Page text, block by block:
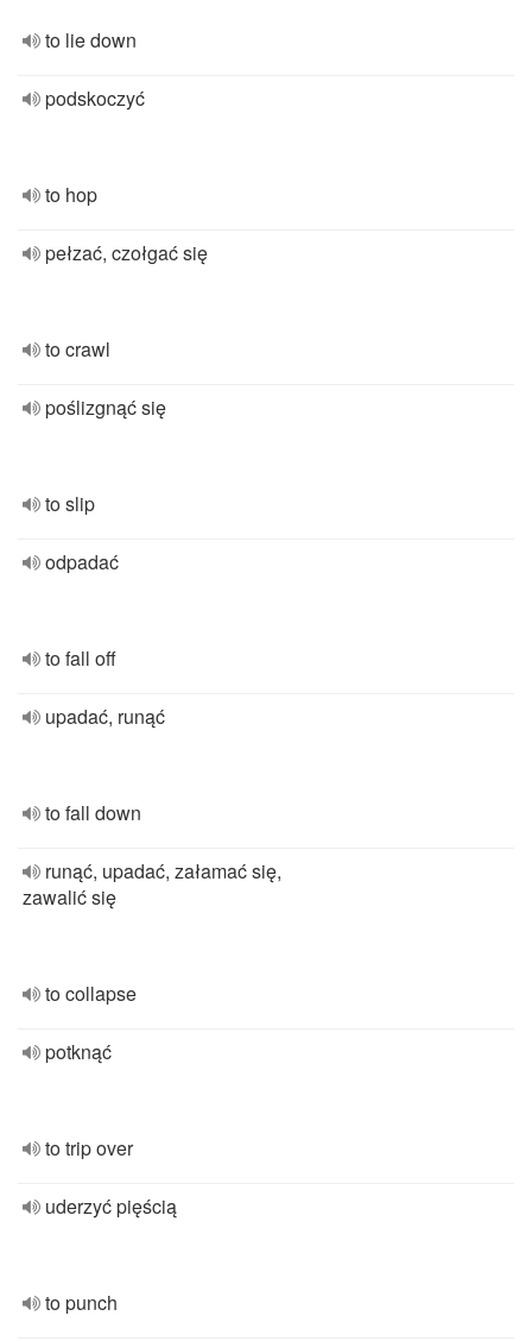
to lie down
podskoczyć
to hop
pełzać, czołgać się
to crawl
poślizgnąć się
to slip
odpadać
to fall off
upadać, runąć
to fall down
runąć, upadać, załamać się,
zawalić się
to collapse
potknąć
to trip over
uderzyć pięścią
to punch